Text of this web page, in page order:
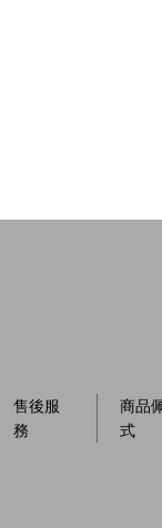
售後服
務
商品
式